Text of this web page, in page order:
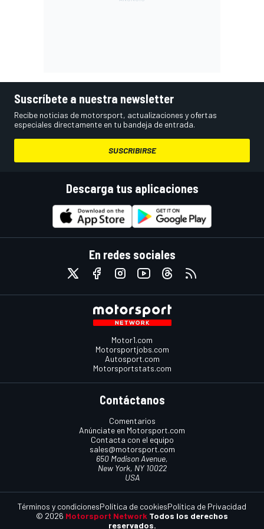
Suscríbete a nuestra newsletter
Recibe noticias de motorsport, actualizaciones y ofertas
especiales directamente en tu bandeja de entrada.
SUSCRIBIRSE
Descarga tus aplicaciones
En redes sociales
Motor1.com
Motorsportjobs.com
Autosport.com
Motorsportstats.com
Contáctanos
Comentarios
Anúnciate en Motorsport.com
Contacta con el equipo
sales@motorsport.com
650 Madison Avenue,
New York, NY 10022
USA
© 2026 Motorsport Network Todos los derechos
reservados.
Términos y condicionesPolítica de cookiesPolítica de Privacidad